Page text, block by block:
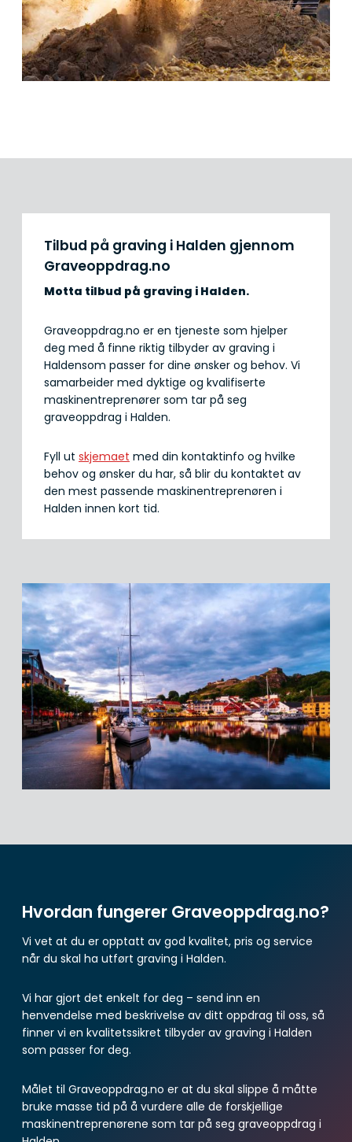
Tilbud på graving i Halden gjennom
Graveoppdrag.no
Motta tilbud på graving i Halden.
Graveoppdrag.no er en tjeneste som hjelper
deg med å finne riktig tilbyder av graving i
Haldensom passer for dine ønsker og behov. Vi
samarbeider med dyktige og kvalifiserte
maskinentreprenører som tar på seg
graveoppdrag i Halden.
Fyll ut skjemaet med din kontaktinfo og hvilke
behov og ønsker du har, så blir du kontaktet av
den mest passende maskinentreprenøren i
Halden innen kort tid.
Hvordan fungerer Graveoppdrag.no?
Vi vet at du er opptatt av god kvalitet, pris og service
når du skal ha utført graving i Halden.
Vi har gjort det enkelt for deg – send inn en
henvendelse med beskrivelse av ditt oppdrag til oss, så
finner vi en kvalitetssikret tilbyder av graving i Halden
som passer for deg.
Målet til Graveoppdrag.no er at du skal slippe å måtte
bruke masse tid på å vurdere alle de forskjellige
maskinentreprenørene som tar på seg graveoppdrag i